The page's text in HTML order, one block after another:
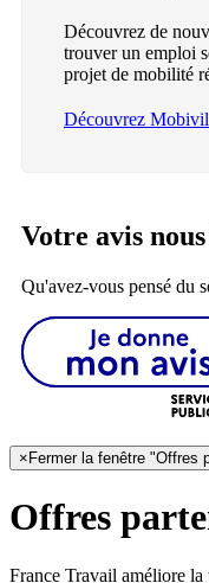
Découvrez de
trouver un emploi
projet de mobilité
Découvrez
Votre avis
Qu'avez-vous pensé du
× Fermer la fenêtre "Offres
Offres
France Travail améliore la